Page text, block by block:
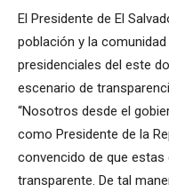
El Presidente de El
población y la
presidenciales del este
escenario de
“Nosotros desde el
como Presidente de la
convencido de que
transparente. De tal